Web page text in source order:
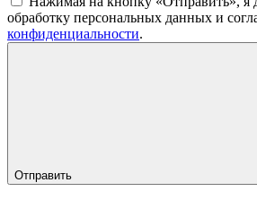
обработку персональных данных и
конфиденциальности.
Отправить